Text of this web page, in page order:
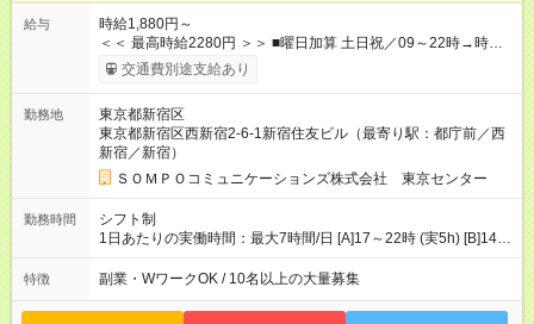
給与
時給1,880円～
＜＜ 最高時給2280円 ＞＞ ■曜日加算 土日祝／09～22時→時給
＋400円 ■時間加算 月曜／09～12時→時給＋200円 月曜／17～
22時→時給＋200円 金曜／17～22時→時給＋400円 ■導入研
━━━━━━━━━━━━━━━ ■月収例 ◎ロングシフト（週3日×実7h） [1]
金曜日収：15160円×4日＝60640円 [2]土曜日収：15960円×5日
＝79800円 [3]日曜日収：15960円×5日＝79800円 [1]＋[2]＋[3]＝
月収22万240円 ◎ショートシフト（週3日×実5h） [1]月曜日収：
10400円×4日＝41600円 [2]金曜日収：11400円×4日＝45600円
[3]土曜日収：11400円×5日＝57000円 [1]＋[2]＋[3]＝月収14万
4200円 【試用期間】試用期間あり 試用期間の長さ：3ヶ月 ※ 雇
態：本採用時と同じです。 給与：時給 1,780円以上 ※各加算給
無
交通費別途支給あり
勤務地
東京都新宿区
東京都新宿区西新宿2-6-1新宿住友ビル（最寄り駅：都庁前／西
新宿／新宿）
ＳＯＭＰＯコミュニケーションズ株式会社 東京センター
勤務時間
シフト制
1日あたりの実働時間：最大7時間/日 [A]17～22時 (実5h) [B]14～
22時 (実7h/休1h） ★週3～5日※土or日必須 ◎休日：平日メイン
※[B]OJT終了後要相談 ◎下記選択制 （1）曜日固定 週3～・土or
選択可 ▶ご確認 祝日/GW/年末年始等も シフト通りの出勤が必要
特徴 副業・WワークOK / 10名以上の大量募集